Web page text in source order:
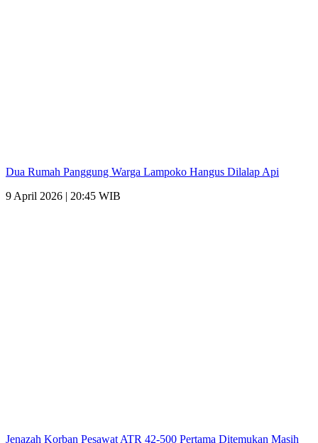
Dua Rumah Panggung Warga Lampoko Hangus Dilalap Api
9 April 2026 | 20:45 WIB
Jenazah Korban Pesawat ATR 42-500 Pertama Ditemukan Masih